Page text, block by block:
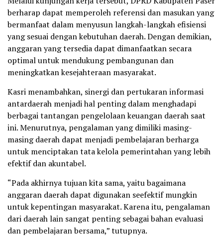
berharap dapat memperoleh referensi dan masukan yang
bermanfaat dalam menyusun langkah-langkah efisiensi
yang sesuai dengan kebutuhan daerah. Dengan demikian,
anggaran yang tersedia dapat dimanfaatkan secara
optimal untuk mendukung pembangunan dan
meningkatkan kesejahteraan masyarakat.
Kasri menambahkan, sinergi dan pertukaran informasi
antardaerah menjadi hal penting dalam menghadapi
berbagai tantangan pengelolaan keuangan daerah saat
ini. Menurutnya, pengalaman yang dimiliki masing-
masing daerah dapat menjadi pembelajaran berharga
untuk menciptakan tata kelola pemerintahan yang lebih
efektif dan akuntabel.
“Pada akhirnya tujuan kita sama, yaitu bagaimana
anggaran daerah dapat digunakan seefektif mungkin
untuk kepentingan masyarakat. Karena itu, pengalaman
dari daerah lain sangat penting sebagai bahan evaluasi
dan pembelajaran bersama,” tutupnya.